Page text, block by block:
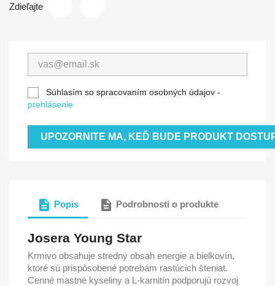
Zdieľajte
Súhlasím so spracovaním osobných údajov -
prehlásenie
UPOZORNITE MA, KEĎ BUDE PRODUKT
description Popis description Podrobnosti o produkte
Josera Young Star
Krmivo obsahuje stredný obsah energie a bielkovín,
ktoré sú prispôsobené potrebám rastúcich šteniat.
Cenné mastné kyseliny a L-karnitín podporujú rozvoj